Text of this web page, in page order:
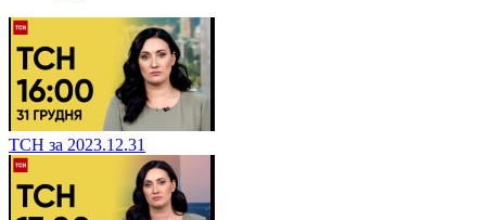
ТСН за 2023.12.31